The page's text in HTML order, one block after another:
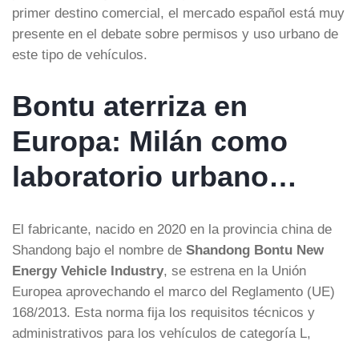
primer destino comercial, el mercado español está muy
presente en el debate sobre permisos y uso urbano de
este tipo de vehículos.
Bontu aterriza en
Europa: Milán como
laboratorio urbano…
El fabricante, nacido en 2020 en la provincia china de
Shandong bajo el nombre de Shandong Bontu New
Energy Vehicle Industry, se estrena en la Unión
Europea aprovechando el marco del Reglamento (UE)
168/2013. Esta norma fija los requisitos técnicos y
administrativos para los vehículos de categoría L,